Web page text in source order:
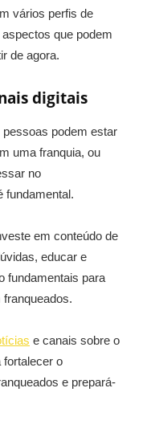
vários perfis de
que podem
de agora.
digitais
podem estar
uma franquia, ou
no
fundamental.
em conteúdo de
educar e
fundamentais para
e canais sobre o
fortalecer o
e prepará-